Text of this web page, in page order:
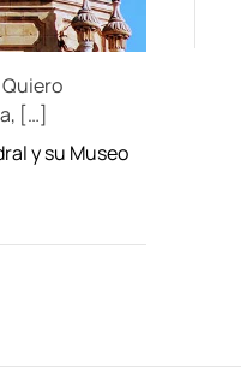
[…]
y su Museo